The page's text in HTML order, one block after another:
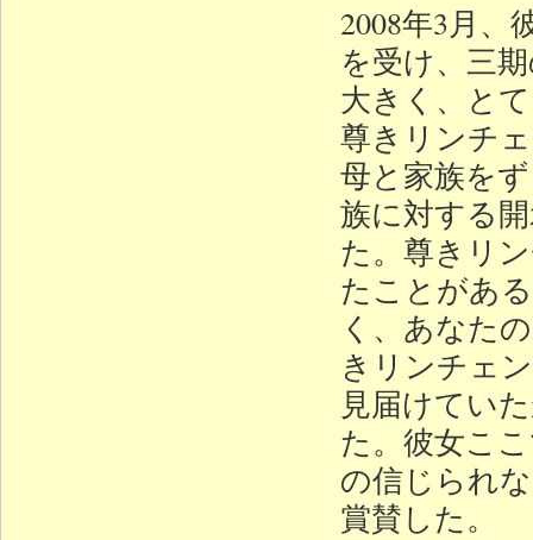
2008年3月、
を受け、三
大きく、と
尊きリンチ
母と家族を
族に対する
た。尊きリ
たことがあ
く、あなた
きリンチェ
見届けてい
た。彼女こ
の信じられ
賞賛した。